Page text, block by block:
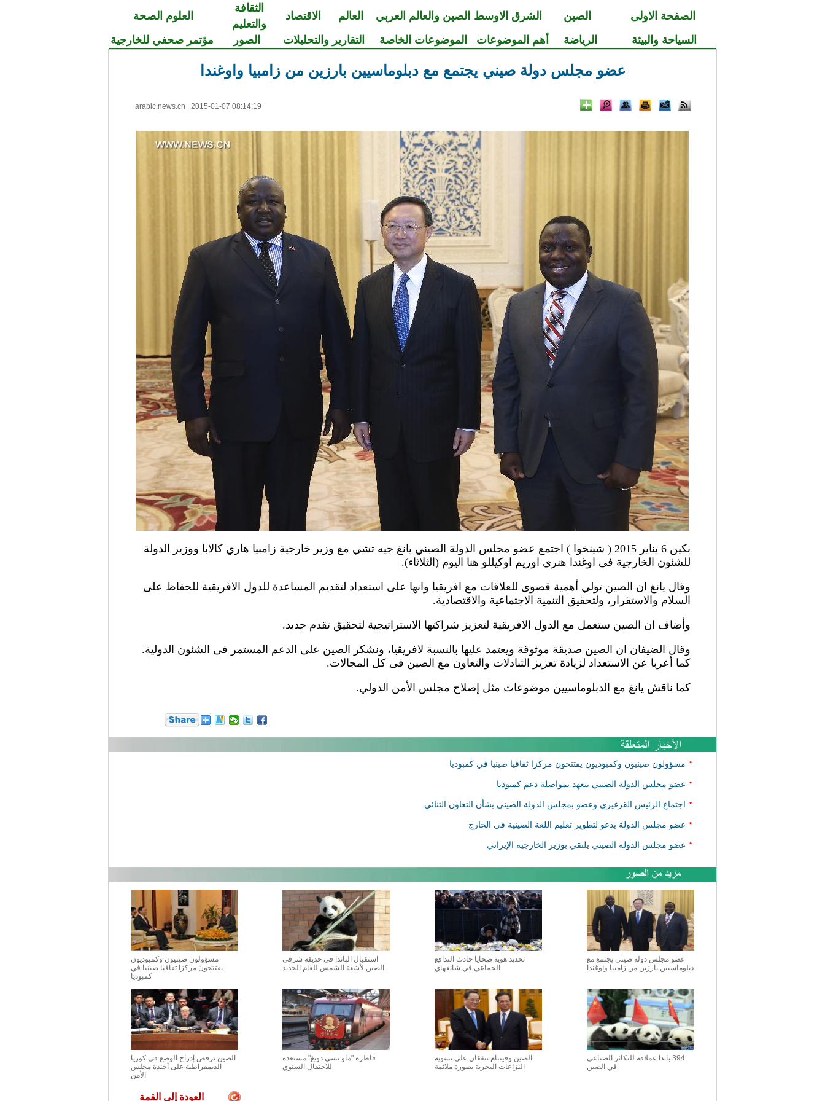
الصفحة الاولى الصين الشرق الاوسط الصين والعالم العربي العالم الاقتصاد
الثقافة
والتعليم
العلوم الصحة
السياحة والبيئة
الرياضة أهم الموضوعات الموضوعات الخاصة التقارير والتحليلات الصور مؤتمر صحفي للخارجية
عضو مجلس دولة صيني يجتمع مع دبلوماسيين بارزين من زامبيا واوغندا
arabic.news.cn 2015-01-07 08:14:19
بكين 6 يناير 2015 ( شينخوا ) اجتمع عضو مجلس الدولة الصيني يانغ جيه تشي مع وزير خارجية زامبيا هاري كالابا ووزير الدولة
للشئون الخارجية فى اوغندا هنري اوريم اوكيللو هنا اليوم (الثلاثاء).
وقال يانغ ان الصين تولي أهمية قصوى للعلاقات مع افريقيا وانها على استعداد لتقديم المساعدة للدول الافريقية للحفاظ على
السلام والاستقرار، ولتحقيق التنمية الاجتماعية والاقتصادية.
وأضاف ان الصين ستعمل مع الدول الافريقية لتعزيز شراكتها الاستراتيجية لتحقيق تقدم جديد.
وقال الضيفان ان الصين صديقة موثوقة ويعتمد عليها بالنسبة لافريقيا، ونشكر الصين على الدعم المستمر فى الشئون الدولية.
كما أعربا عن الاستعداد لزيادة تعزيز التبادلات والتعاون مع الصين فى كل المجالات.
كما ناقش يانغ مع الدبلوماسيين موضوعات مثل إصلاح مجلس الأمن الدولي.
• مسؤولون صينيون وكمبوديون يفتتحون مركزا ثقافيا صينيا في كمبوديا
• عضو مجلس الدولة الصيني يتعهد بمواصلة دعم كمبوديا
• اجتماع الرئيس القرغيزي وعضو بمجلس الدولة الصيني بشأن التعاون الثنائي
• عضو مجلس الدولة يدعو لتطوير تعليم اللغة الصينية في الخارج
• عضو مجلس الدولة الصيني يلتقي بوزير الخارجية الإيراني
عضو مجلس دولة صيني يجتمع مع
دبلوماسيين بارزين من زامبيا واوغندا
تحديد هوية ضحايا حادث التدافع
الجماعي في شانغهاي
استقبال الباندا في حديقة شرقي
الصين لأشعة الشمس للعام الجديد
مسؤولون صينيون وكمبوديون
يفتتحون مركزا ثقافيا صينيا في
كمبوديا
394 باندا عملاقة للتكاثر الصناعى
في الصين
الصين وفيتنام تتفقان على تسوية
النزاعات البحرية بصورة ملائمة
قاطرة "ماو تسى دونغ" مستعدة
للاحتفال السنوي
الصين ترفض إدراج الوضع في كوريا
الديمقراطية على أجندة مجلس
الأمن
العودة إلى القمة